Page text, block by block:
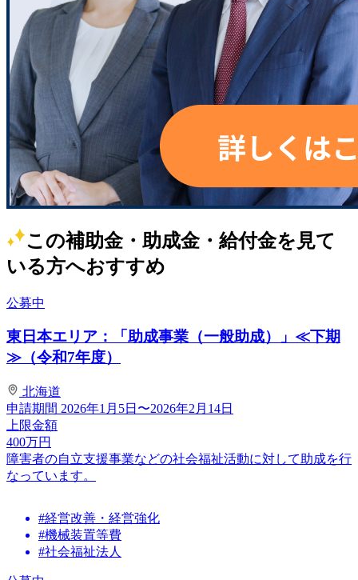
この補助金・助成金・給付金を見て
いる方へおすすめ
公募中
東日本エリア：「助成事業（一般助成）」≪下期
≫（令和7年度）
北海道
申請期間 2026年1月5日〜2026年2月14日
上限金額
400万円
障害者の自立支援事業などの社会福祉活動に対して助成を行
なっています。
#経営改善・経営強化
#機械装置等費
#社会福祉法人